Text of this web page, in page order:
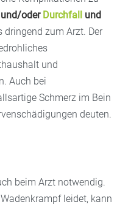
oder Durchfall und
dringend zum Arzt. Der
und
Auch bei
Schmerz im Bein
deuten.
beim Arzt notwendig.
leidet, kann